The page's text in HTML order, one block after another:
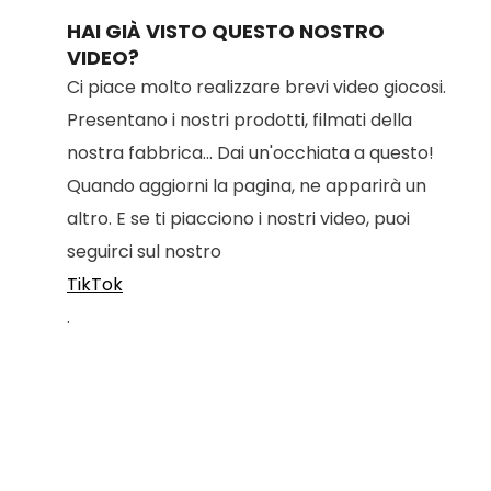
HAI GIÀ VISTO QUESTO NOSTRO
VIDEO?
Ci piace molto realizzare brevi video giocosi.
Presentano i nostri prodotti, filmati della
nostra fabbrica... Dai un'occhiata a questo!
Quando aggiorni la pagina, ne apparirà un
altro. E se ti piacciono i nostri video, puoi
seguirci sul nostro
TikTok
.